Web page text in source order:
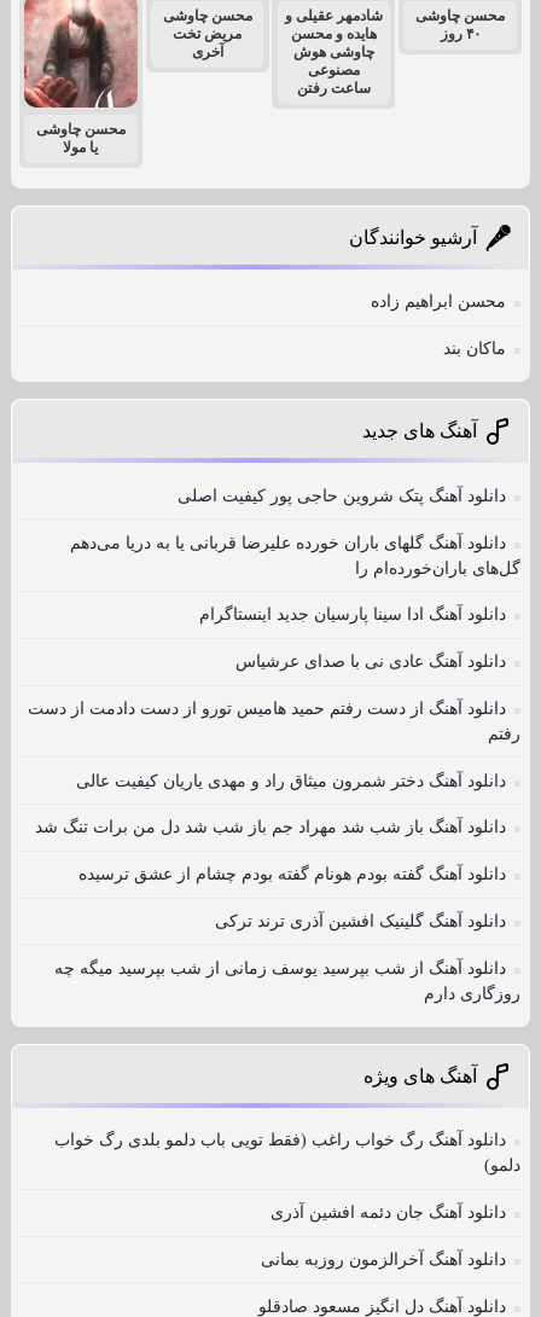
محسن چاوشی
۴۰ روز
شادمهر عقیلی و
هایده و محسن
چاوشی هوش
مصنوعی
ساعت رفتن
محسن چاوشی
مریض تخت
آخری
محسن چاوشی
یا مولا
آرشیو خوانندگان
محسن ابراهیم زاده
ماکان بند
آهنگ های جدید
دانلود آهنگ پتک شروین حاجی پور کیفیت اصلی
دانلود آهنگ گلهای باران خورده علیرضا قربانی یا به دریا می‌دهم
گل‌های باران‌خورده‌ام را
دانلود آهنگ ادا سینا پارسیان جدید اینستاگرام
دانلود آهنگ عادی نی با صدای عرشیاس
دانلود آهنگ از دست رفتم حمید هامیس ﺗﻮرو از دﺳﺖ دادﻣﺖ از دﺳﺖ
رﻓﺘﻢ
دانلود آهنگ دختر شمرون میثاق راد و مهدی یاریان کیفیت عالی
دانلود آهنگ باز شب شد مهراد جم باز شب شد دل من برات تنگ شد
دانلود آهنگ گفته بودم هونام گفته بودم چشام از عشق ترسیده
دانلود آهنگ گلینیک افشین آذری ترند ترکی
دانلود آهنگ از شب بپرسید یوسف زمانی از شب بپرسید میگه چه
روزگاری دارم
آهنگ های ویژه
دانلود آهنگ رگ خواب راغب (فقط تویی باب دلمو بلدی رگ خواب
دلمو)
دانلود آهنگ جان دئمه افشین آذری
دانلود آهنگ آخرالزمون روزبه بمانی
دانلود آهنگ دل انگیز مسعود صادقلو